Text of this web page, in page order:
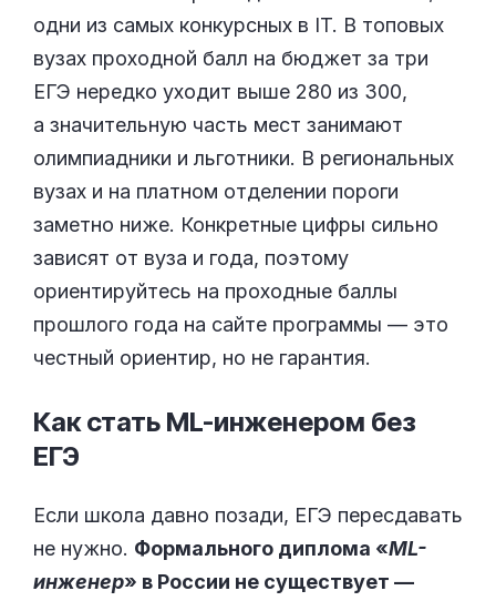
одни из самых конкурсных в IT. В топовых
вузах проходной балл на бюджет за три
ЕГЭ нередко уходит выше 280 из 300,
а значительную часть мест занимают
олимпиадники и льготники. В региональных
вузах и на платном отделении пороги
заметно ниже. Конкретные цифры сильно
зависят от вуза и года, поэтому
ориентируйтесь на проходные баллы
прошлого года на сайте программы — это
честный ориентир, но не гарантия.
Как стать ML-инженером без
ЕГЭ
Если школа давно позади, ЕГЭ пересдавать
не нужно. Формального диплома «ML-
инженер» в России не существует —